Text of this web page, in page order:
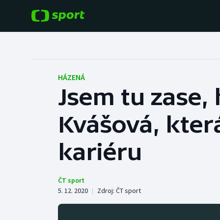
Fotbal
Hokej
Tenis
Atletika
Baseball a softbal
Basketbal
HÁZENÁ
Jsem tu
Kvášová,
kariéru
ČT sport
5. 12. 2020 | Zdroj: ČT sport